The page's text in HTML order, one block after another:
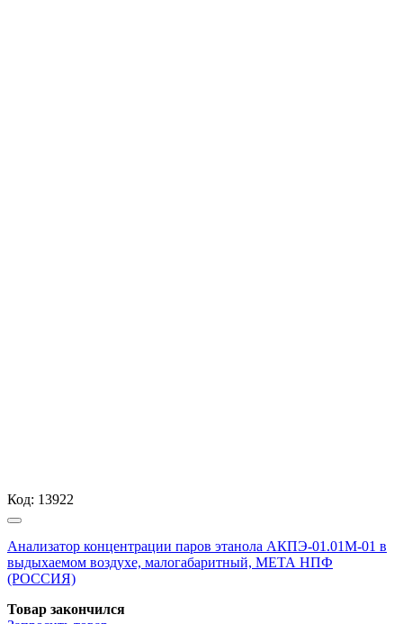
Код: 13922
Анализатор концентрации паров этанола АКПЭ-01.01М-01 в
выдыхаемом воздухе, малогабаритный, МЕТА НПФ
(РОССИЯ)
Товар закончился